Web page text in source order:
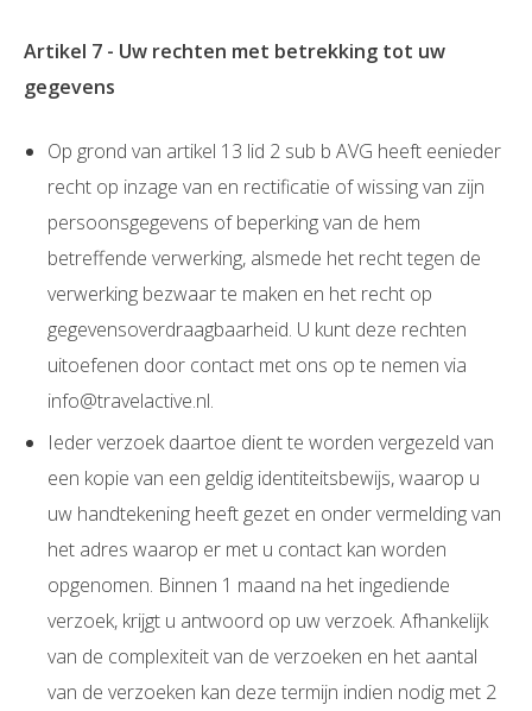
Artikel 7 - Uw rechten met betrekking tot uw
gegevens
Op grond van artikel 13 lid 2 sub b AVG heeft eenieder
recht op inzage van en rectificatie of wissing van zijn
persoonsgegevens of beperking van de hem
betreffende verwerking, alsmede het recht tegen de
verwerking bezwaar te maken en het recht op
gegevensoverdraagbaarheid. U kunt deze rechten
uitoefenen door contact met ons op te nemen via
info@travelactive.nl.
Ieder verzoek daartoe dient te worden vergezeld van
een kopie van een geldig identiteitsbewijs, waarop u
uw handtekening heeft gezet en onder vermelding van
het adres waarop er met u contact kan worden
opgenomen. Binnen 1 maand na het ingediende
verzoek, krijgt u antwoord op uw verzoek. Afhankelijk
van de complexiteit van de verzoeken en het aantal
van de verzoeken kan deze termijn indien nodig met 2